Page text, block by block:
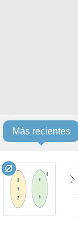
Más recientes